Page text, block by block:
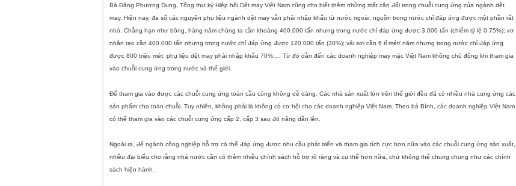
Bà Đặng Phương Dung, Tổng thư ký Hiệp hội Dệt may Việt Nam cũng cho biết thêm những mất cân đối trong chuỗi cung ứng của ngành dệt
may. Hiện nay, đa số các nguyên phụ liệu ngành dệt may vẫn phải nhập khẩu từ nước ngoài, nguồn trong nước chỉ đáp ứng được một phần rất
nhỏ. Chẳng hạn như bông, hàng năm chúng ta cần khoảng 400.000 tấn nhưng trong nước chỉ đáp ứng được 3.000 tấn (chiếm tỷ lệ 0,75%); xơ
nhân tạo cần 400.000 tấn nhưng trong nước chỉ đáp ứng được 120.000 tấn (30%); vải sợi cần 6 tỉ mét/ năm nhưng trong nước chỉ đáp ứng
được 800 triệu mét, phụ liệu dệt may phải nhập khẩu 70%…. Từ đó dẫn đến các doanh nghiệp may mặc Việt Nam không chủ động khi tham gia
vào chuỗi cung ứng trong nước và thế giới.
Để tham gia vào được các chuỗi cung ứng toàn cầu cũng không dễ dàng. Các nhà sản xuất lớn trên thế giới đều đã có nhiều nhà cung ứng các
sản phẩm cho toàn chuỗi. Tuy nhiên, không phải là không có cơ hội cho các doanh nghiệp Việt Nam . Theo bà Bình, các doanh nghiệp Việt Nam
có thể tham gia vào các chuỗi cung ứng cấp 2, cấp 3 sau đó nâng dần lên.
Ngoài ra, để ngành công nghiệp hỗ trợ có thể đáp ứng được nhu cầu phát triển và tham gia tích cực hơn nữa vào các chuỗi cung ứng sản xuất,
nhiều đại biểu cho rằng nhà nước cần có thêm nhiều chính sách hỗ trợ rõ ràng và cụ thể hơn nữa, chứ không thể chung chung như các chính
sách hiện hành.